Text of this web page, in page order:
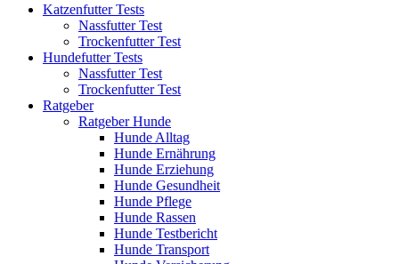
Katzenfutter Tests
Nassfutter Test
Trockenfutter Test
Hundefutter Tests
Nassfutter Test
Trockenfutter Test
Ratgeber
Ratgeber Hunde
Hunde Alltag
Hunde Ernährung
Hunde Erziehung
Hunde Gesundheit
Hunde Pflege
Hunde Rassen
Hunde Testbericht
Hunde Transport